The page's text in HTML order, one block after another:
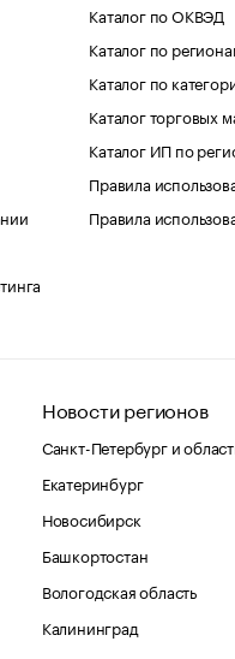
Каталог по ОКВЭД
Каталог по
Каталог по
Каталог торговых
Каталог ИП по
Правила
Правила
Новости регионов
Санкт-Петербург и
Екатеринбург
Новосибирск
Башкортостан
Вологодская область
Калининград